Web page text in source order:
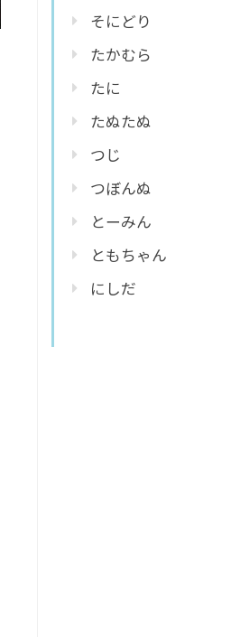
そにどり
たかむら
たに
たぬたぬ
つじ
つぼんぬ
とーみん
ともちゃん
にしだ